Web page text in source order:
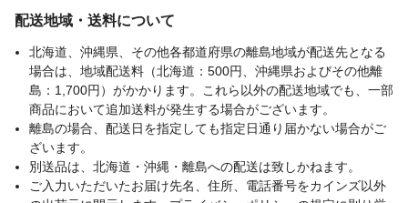
配送地域・送料について
北海道、沖縄県、その他各都道府県の離島地域が配送先となる
場合は、地域配送料（北海道：500円、沖縄県およびその他離
島：1,700円）がかかります。これら以外の配送地域でも、一部
商品において追加送料が発生する場合がございます。
離島の場合、配送日を指定しても指定日通り届かない場合がご
ざいます。
別送品は、北海道・沖縄・離島への配送は致しかねます。
ご入力いただいたお届け先名、住所、電話番号をカインズ以外